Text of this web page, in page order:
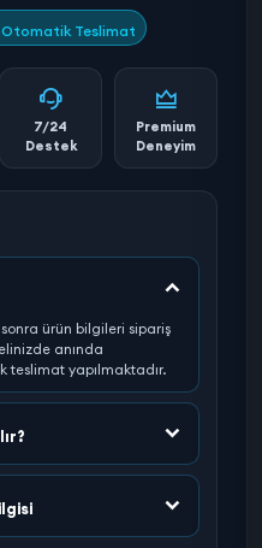
Otomatik Teslimat
7/24
Destek
Premium
Deneyim
ürün bilgileri sipariş
anında
teslimat yapılmaktadır.